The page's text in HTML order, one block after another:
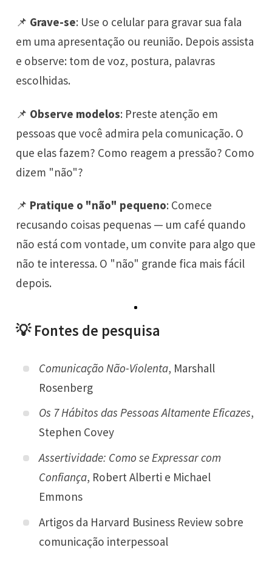
📌 Grave-se: Use o celular para gravar sua fala
em uma apresentação ou reunião. Depois assista
e observe: tom de voz, postura, palavras
escolhidas.
📌 Observe modelos: Preste atenção em
pessoas que você admira pela comunicação. O
que elas fazem? Como reagem a pressão? Como
dizem "não"?
📌 Pratique o "não" pequeno: Comece
recusando coisas pequenas — um café quando
não está com vontade, um convite para algo que
não te interessa. O "não" grande fica mais fácil
depois.
💡 Fontes de pesquisa
Comunicação Não-Violenta, Marshall
Rosenberg
Os 7 Hábitos das Pessoas Altamente Eficazes,
Stephen Covey
Assertividade: Como se Expressar com
Confiança, Robert Alberti e Michael
Emmons
Artigos da Harvard Business Review sobre
comunicação interpessoal